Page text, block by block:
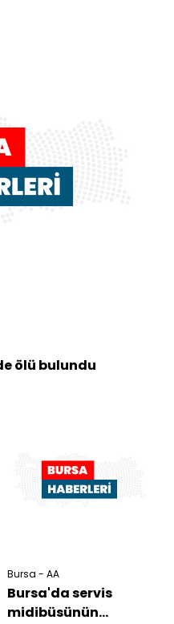
ölü bulundu
Bursa - AA
Bursa'da servis
midibüsünün